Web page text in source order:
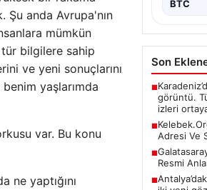
Şu anda Avrupa'nın
mümkün
tür bilgilere sahip
ve yeni sonuçlarını
yaşlarımda
var. Bu konu
ne yaptığını
BTC
Son
■
görüntü.
izleri
■
Adresi Ve
■
Resmi
■